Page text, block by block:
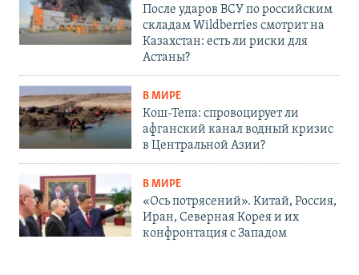
После ударов ВСУ по российским
складам Wildberries смотрит на
Казахстан: есть ли риски для
Астаны?
В МИРЕ
Кош-Тепа: спровоцирует ли
афганский канал водный кризис
в Центральной Азии?
В МИРЕ
«Ось потрясений». Китай, Россия,
Иран, Северная Корея и их
конфронтация с Западом